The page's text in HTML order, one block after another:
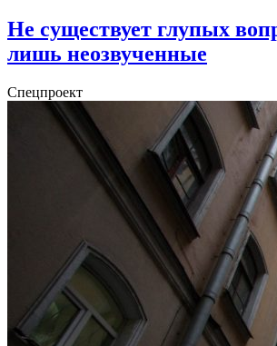
Не существует глупых
лишь неозвученные
Спецпроект